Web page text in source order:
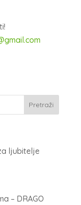
ljubitelje
– DRAGO